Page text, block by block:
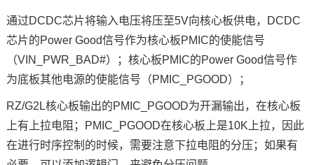
通过DCDC芯片将输入电压将压至5V向核心板供电， DCDC
芯片的Power Good信号作为核心板PMIC的使能信号
（VIN_PWR_BAD#）；核心板PMIC的Power Good信号作
为底板其他电源的使能信号（PMIC_PGOOD）；
RZ/G2L核心板输出的PMIC_PGOOD为开漏输出，在核心板
上有上拉电阻；
PMIC_PGOOD在核心板上是10K上拉，因此
在进行时序控制的时候，需要注意下拉电阻的分压；如果有